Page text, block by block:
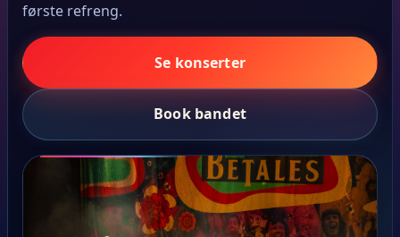
første refreng.
Se konserter
Book bandet